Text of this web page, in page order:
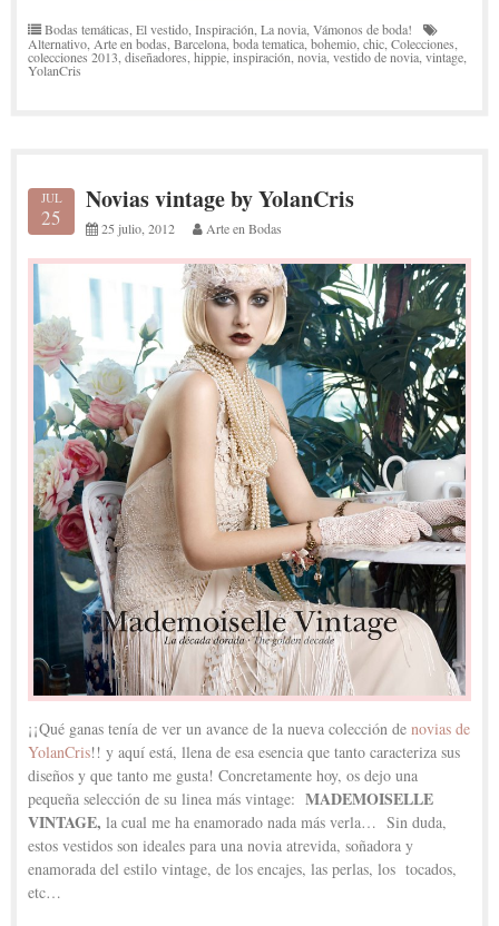
Bodas temáticas El vestido Inspiración La novia Vámonos de boda!
Alternativo Arte en bodas Barcelona boda tematica bohemio chic Colecciones
colecciones 2013 diseñadores hippie, inspiración novia vestido de novia vintage
YolanCris
JUL
25
Novias vintage by YolanCris
25 julio, 2012 Arte en Bodas
¡¡Qué ganas tenía de ver un avance de la nueva colección de novias de
YolanCris!! y aquí está, llena de esa esencia que tanto caracteriza sus
diseños y que tanto me gusta! Concretamente hoy, os dejo una
pequeña selección de su linea más vintage: MADEMOISELLE
VINTAGE, la cual me ha enamorado nada más verla… Sin duda,
estos vestidos son ideales para una novia atrevida, soñadora y
enamorada del estilo vintage, de los encajes, las perlas, los tocados,
etc…